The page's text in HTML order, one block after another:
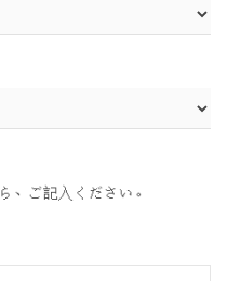
、ご記入ください。